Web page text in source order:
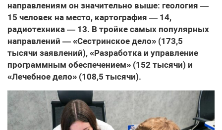
направлениям он значительно выше: геология —
15 человек на место, картография — 14,
радиотехника — 13. В тройке самых популярных
направлений — «Сестринское дело» (173,5
тысячи заявлений), «Разработка и управление
программным обеспечением» (152 тысячи) и
«Лечебное дело» (108,5 тысячи).